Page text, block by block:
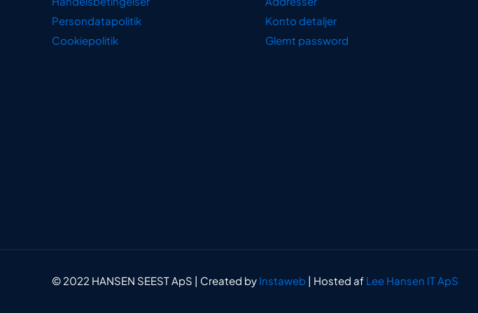
Persondatapolitik
Cookiepolitik
Konto detaljer
Glemt password
© 2022 HANSEN SEEST ApS | Created by Instaweb | Hosted af Lee Hansen IT ApS